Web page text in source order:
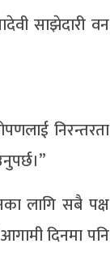
साझेदारी वन
निरन्तरता
लागि सबै पक्ष
दिनमा पनि